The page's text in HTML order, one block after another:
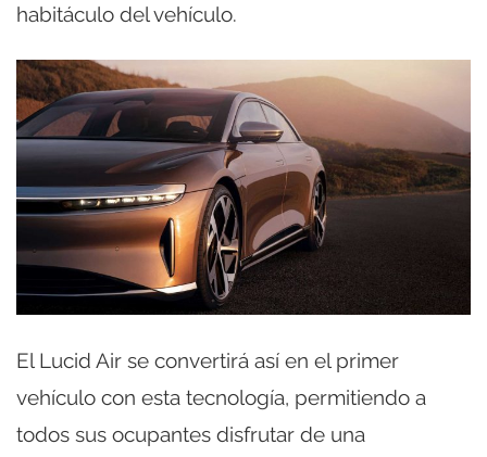
habitáculo del vehículo.
El Lucid Air se convertirá así en el primer
vehículo con esta tecnología, permitiendo a
todos sus ocupantes disfrutar de una